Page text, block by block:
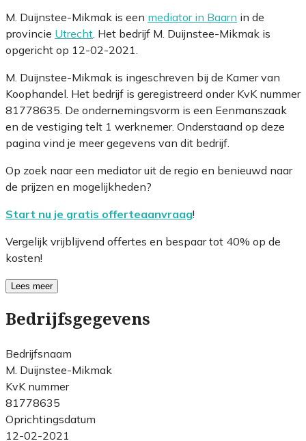
M. Duijnstee-Mikmak is een mediator in Baarn in de
provincie Utrecht . Het bedrijf M. Duijnstee-Mikmak is
opgericht op 12-02-2021.
M. Duijnstee-Mikmak is ingeschreven bij de Kamer van
Koophandel. Het bedrijf is geregistreerd onder KvK nummer
81778635. De ondernemingsvorm is een Eenmanszaak
en de vestiging telt 1 werknemer. Onderstaand op deze
pagina vind je meer gegevens van dit bedrijf.
Op zoek naar een mediator uit de regio en benieuwd naar
de prijzen en mogelijkheden?
Start nu je gratis offerteaanvraag!
Vergelijk vrijblijvend offertes en bespaar tot 40% op de
kosten!
Lees meer
Bedrijfsgegevens
Bedrijfsnaam
M. Duijnstee-Mikmak
KvK nummer
81778635
Oprichtingsdatum
12-02-2021